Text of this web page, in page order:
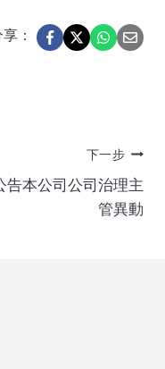
：
下一步
告本公司公司治理主
管異動